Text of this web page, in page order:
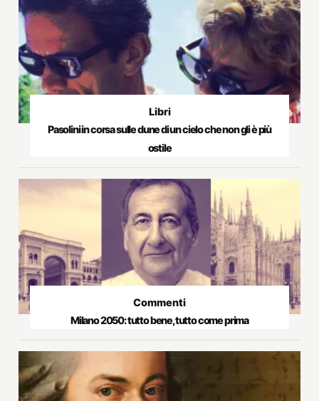
Libri
Pasolini in corsa sulle dune di un cielo che non gli è più
ostile
Commenti
Milano 2050: tutto bene, tutto come prima